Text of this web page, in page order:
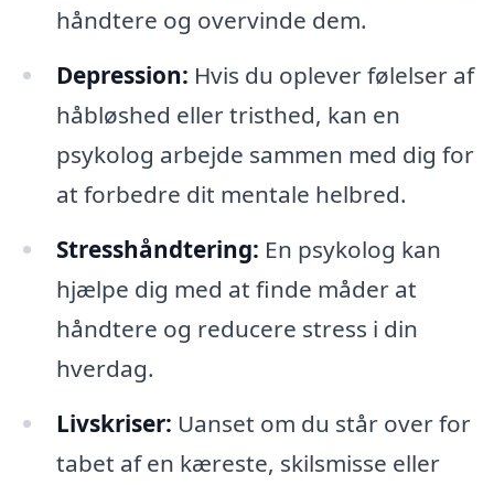
håndtere og overvinde dem.
Depression: Hvis du oplever følelser af
håbløshed eller tristhed, kan en
psykolog arbejde sammen med dig for
at forbedre dit mentale helbred.
Stresshåndtering: En psykolog kan
hjælpe dig med at finde måder at
håndtere og reducere stress i din
hverdag.
Livskriser: Uanset om du står over for
tabet af en kæreste, skilsmisse eller